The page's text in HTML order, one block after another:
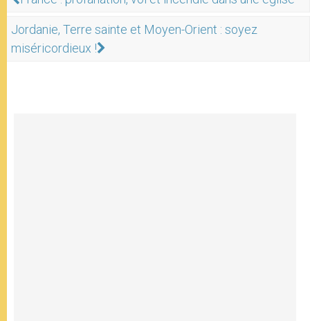
Jordanie, Terre sainte et Moyen-Orient : soyez
miséricordieux !